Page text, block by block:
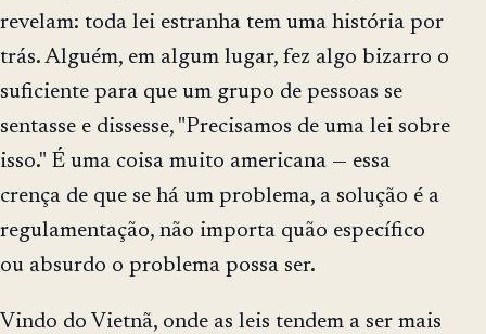
revelam: toda lei estranha tem uma história por
trás. Alguém, em algum lugar, fez algo bizarro o
suficiente para que um grupo de pessoas se
sentasse e dissesse, "Precisamos de uma lei sobre
isso." É uma coisa muito americana — essa
crença de que se há um problema, a solução é a
regulamentação, não importa quão específico
ou absurdo o problema possa ser.
Vindo do Vietnã, onde as leis tendem a ser mais